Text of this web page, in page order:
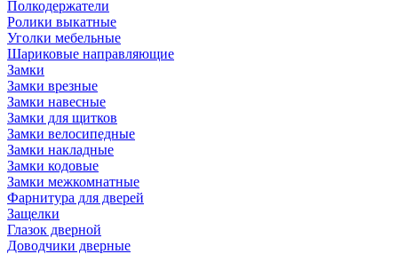
Полкодержатели
Ролики выкатные
Уголки мебельные
Шариковые направляющие
Замки
Замки врезные
Замки навесные
Замки для щитков
Замки велосипедные
Замки накладные
Замки кодовые
Замки межкомнатные
Фарнитура для дверей
Защелки
Глазок дверной
Доводчики дверные